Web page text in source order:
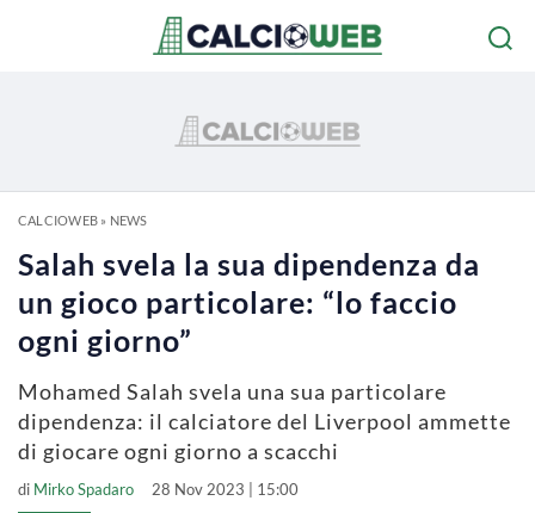
CALCIOWEB» NEWS
Salah svela la sua dipendenza da
un gioco particolare: “lo faccio
ogni giorno”
Mohamed Salah svela una sua particolare
dipendenza: il calciatore del Liverpool ammette
di giocare ogni giorno a scacchi
di Mirko Spadaro 28 Nov 2023 | 15:00